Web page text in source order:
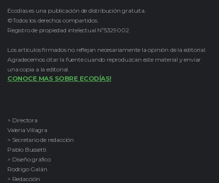
Ecodías es una publicación de distribución gratuita.
©Todos los derechos compartidos.
Registro de propiedad intelectual Nº5329002
Los artículos firmados no reflejan necesariamente la opinión de la editorial.
Agradecemos citar la fuente cuando reproduzcan este material y enviar
una copia a la editorial.
CONOCE MAS SOBRE ECODÍAS!
> Directora
Valeria Villagra
> Secretario de redacción
Pablo Bussetti
> Diseño gráfico
Rodrigo Galán
> Redacción